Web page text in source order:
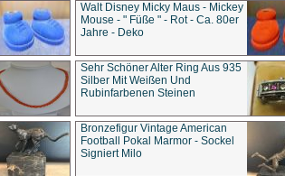
Walt Disney Micky Maus - Mickey
Mouse - " Füße " - Rot - Ca. 80er
Jahre - Deko
Sehr Schöner Alter Ring Aus 935
Silber Mit Weißen Und
Rubinfarbenen Steinen
Bronzefigur Vintage American
Football Pokal Marmor - Sockel
Signiert Milo